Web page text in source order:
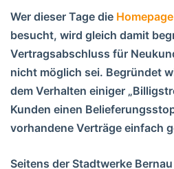
Wer dieser Tage die
besucht, wird gleich damit
Vertragsabschluss für
nicht möglich sei. Begründet
dem Verhalten einiger
Kunden einen
vorhandene Verträge einfach
Seitens der Stadtwerke